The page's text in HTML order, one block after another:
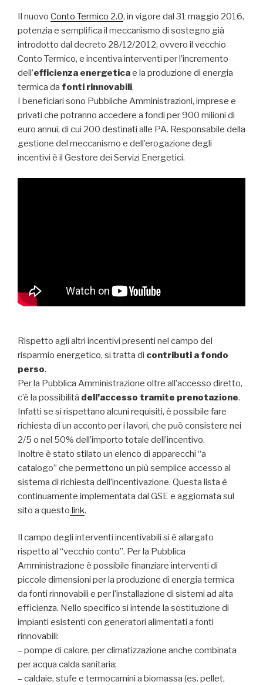
Il nuovo Conto Termico 2.0, in vigore dal 31 maggio 2016,
potenzia e semplifica il meccanismo di sostegno già
introdotto dal decreto 28/12/2012, ovvero il vecchio
Conto Termico, e incentiva interventi per l’incremento
dell’efficienza energeticae la produzione di energia
termica da fonti rinnovabili.
I beneficiari sono Pubbliche Amministrazioni, imprese e
privati che potranno accedere a fondi per 900 milioni di
euro annui, di cui 200 destinati alle PA. Responsabile della
gestione del meccanismo e dell’erogazione degli
incentivi è il Gestore dei Servizi Energetici.
Rispetto agli altri incentivi presenti nel campo del
risparmio energetico, si tratta di contributi a fondo
perso.
Per la Pubblica Amministrazione oltre all’accesso diretto,
c’è la possibilità dell’accesso tramite prenotazione.
Infatti se si rispettano alcuni requisiti, è possibile fare
richiesta di un acconto per i lavori, che può consistere nei
2/5 o nel 50% dell’importo totale dell’incentivo.
Inoltre è stato stilato un elenco di apparecchi “a
catalogo” che permettono un più semplice accesso al
sistema di richiesta dell’incentivazione. Questa lista è
continuamente implementata dal GSE e aggiornata sul
sito a questo link.
Il campo degli interventi incentivabili si è allargato
rispetto al “vecchio conto”. Per la Pubblica
Amministrazione è possibile finanziare interventi di
piccole dimensioni per la produzione di energia termica
da fonti rinnovabili e per l’installazione di sistemi ad alta
efficienza. Nello specifico si intende la sostituzione di
impianti esistenti con generatori alimentati a fonti
rinnovabili:
– pompe di calore, per climatizzazione anche combinata
per acqua calda sanitaria;
– caldaie, stufe e termocamini a biomassa (es. pellet,